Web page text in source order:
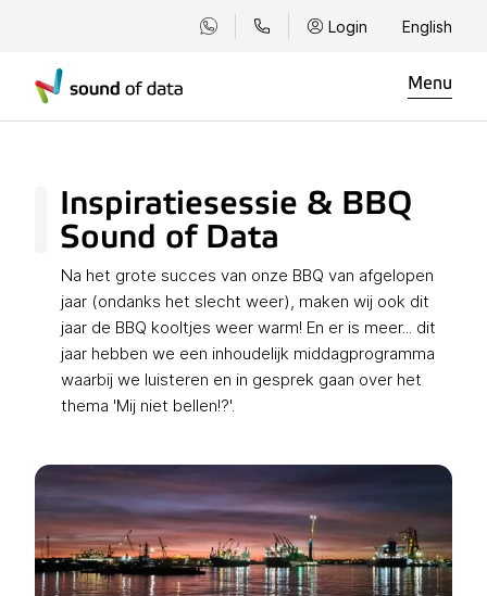
Login English
Menu
Inspiratiesessie & BBQ
Sound of Data
Na het grote succes van onze BBQ van afgelopen
jaar (ondanks het slecht weer), maken wij ook dit
jaar de BBQ kooltjes weer warm! En er is meer... dit
jaar hebben we een inhoudelijk middagprogramma
waarbij we luisteren en in gesprek gaan over het
thema 'Mij niet bellen!?'.